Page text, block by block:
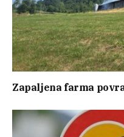
Zapaljena farma